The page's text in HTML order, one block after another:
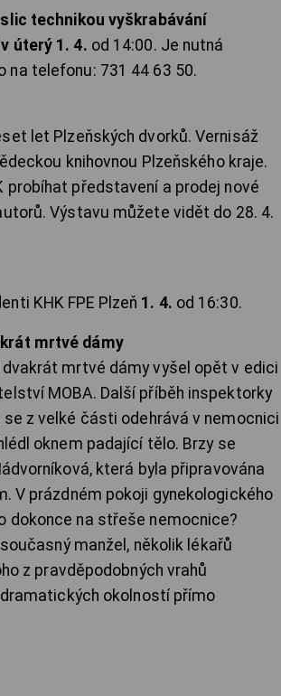
technikou vyškrabávání
v úterý 1. 4. od 14:00. Je nutná
na telefonu: 731 44 63 50.
let Plzeňských dvorků. Vernisáž
knihovnou Plzeňského kraje.
probíhat představení a prodej nové
Výstavu můžete vidět do 28. 4.
KHK FPE Plzeň 1. 4. od 16:30.
mrtvé dámy
mrtvé dámy vyšel opět v edici
MOBA. Další příběh inspektorky
z velké části odehrává v nemocnici
oknem padající tělo. Brzy se
která byla připravována
V prázdném pokoji gynekologického
dokonce na střeše nemocnice?
manžel, několik lékařů
z pravděpodobných vrahů
okolností přímo